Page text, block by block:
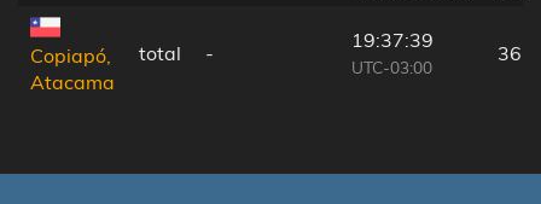
Copiapó,
Atacama
total -
19:37:39
UTC-03:00
36